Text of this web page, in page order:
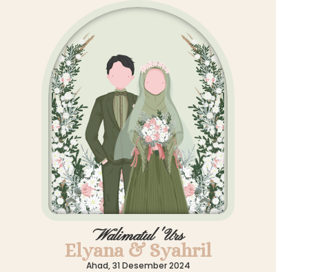
Walimatul 'Urs
Elyana & Syahril
Ahad, 31 Desember 2024